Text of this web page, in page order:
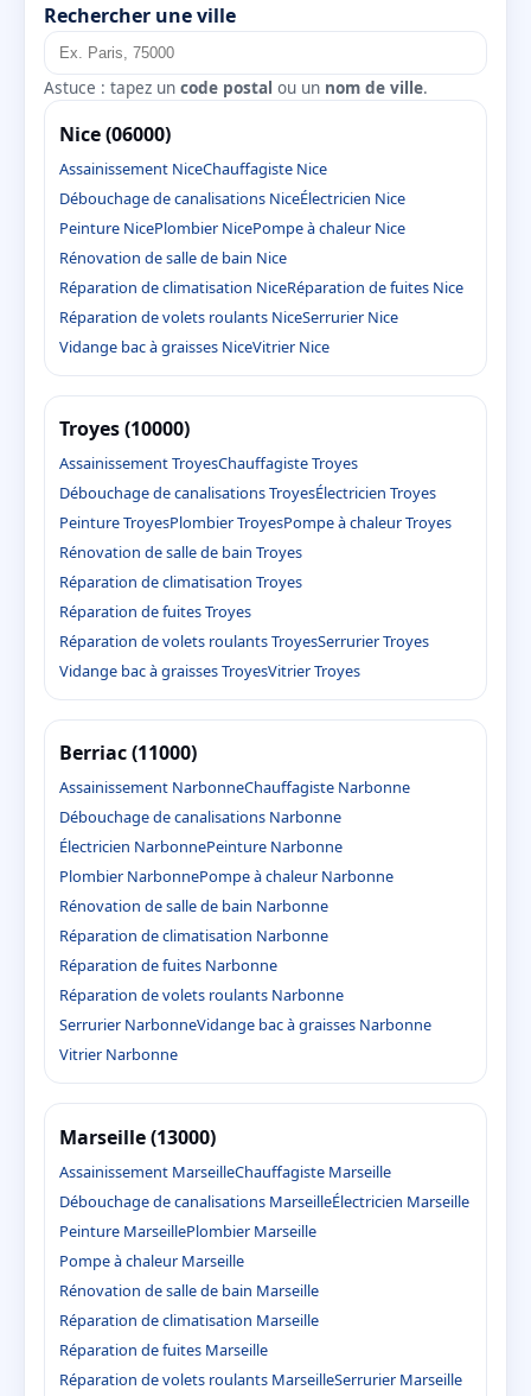
Rechercher une ville
Astuce : tapez un code postal ou un nom de ville.
Nice (06000)
Assainissement NiceChauffagiste Nice
Débouchage de canalisations NiceÉlectricien Nice
Peinture NicePlombier NicePompe à chaleur Nice
Rénovation de salle de bain Nice
Réparation de climatisation NiceRéparation de fuites Nice
Réparation de volets roulants NiceSerrurier Nice
Vidange bac à graisses NiceVitrier Nice
Troyes (10000)
Assainissement TroyesChauffagiste Troyes
Débouchage de canalisations TroyesÉlectricien Troyes
Peinture TroyesPlombier TroyesPompe à chaleur Troyes
Rénovation de salle de bain Troyes
Réparation de climatisation Troyes
Réparation de fuites Troyes
Réparation de volets roulants TroyesSerrurier Troyes
Vidange bac à graisses TroyesVitrier Troyes
Berriac (11000)
Assainissement NarbonneChauffagiste Narbonne
Débouchage de canalisations Narbonne
Électricien NarbonnePeinture Narbonne
Plombier NarbonnePompe à chaleur Narbonne
Rénovation de salle de bain Narbonne
Réparation de climatisation Narbonne
Réparation de fuites Narbonne
Réparation de volets roulants Narbonne
Serrurier NarbonneVidange bac à graisses Narbonne
Vitrier Narbonne
Marseille (13000)
Assainissement MarseilleChauffagiste Marseille
Débouchage de canalisations MarseilleÉlectricien Marseille
Peinture MarseillePlombier Marseille
Pompe à chaleur Marseille
Rénovation de salle de bain Marseille
Réparation de climatisation Marseille
Réparation de fuites Marseille
Réparation de volets roulants MarseilleSerrurier Marseille